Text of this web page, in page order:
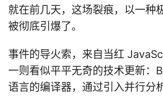
就在前几天，这场裂痕，以一种
被彻底引爆了。
事件的导火索，来自当红
一则看似平平无奇的技术更新：
语言的编译器，通过引入并行分